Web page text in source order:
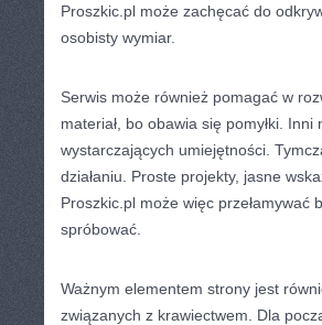
Proszkic.pl może zachęcać do
osobisty wymiar.
Serwis może również pomagać w
materiał, bo obawia się pomyłki.
wystarczających umiejętności.
działaniu. Proste projekty, jasne
Proszkic.pl może więc
spróbować.
Ważnym elementem strony jest
związanych z krawiectwem. Dla